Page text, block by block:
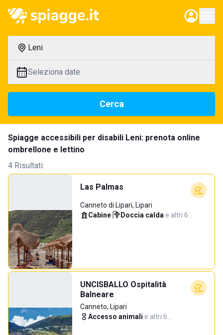
Leni
Seleziona date
Cerca
Spiagge accessibili per disabili Leni: prenota online
ombrellone e lettino
4 Risultati
Las Palmas
Canneto di Lipari, Lipari
Cabine· Doccia calda·e altri 6…
UNCISBALLO Ospitalità
Balneare
Canneto, Lipari
Accesso animali·e altri 6…